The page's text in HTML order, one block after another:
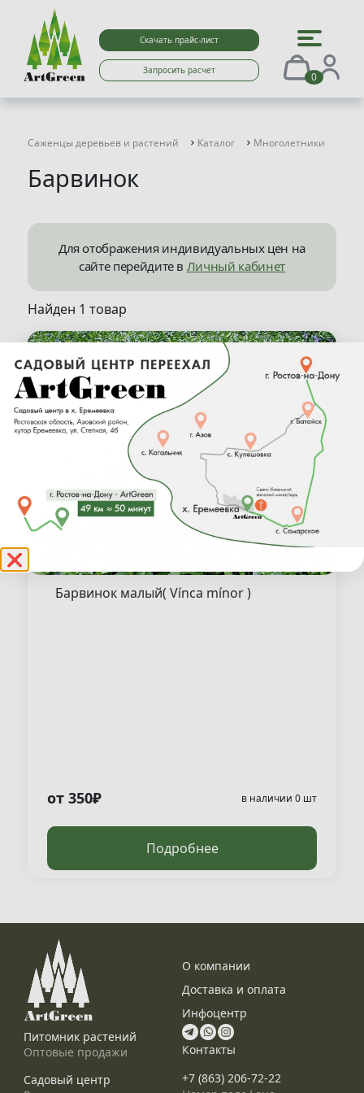
❌
Скачать прайс-лист
Запросить расчет 0
Саженцы деревьев и растений Каталог Многолетники
Барвинок
Для отображения индивидуальных цен на
сайте перейдите в Личный кабинет
Найден 1 товар
Барвинок малый( Vínca mínor )
от 350₽ в наличии 0 шт
Подробнее
Питомник растений
Оптовые продажи
Садовый центр
О компании
Доставка и оплата
Инфоцентр
Контакты
+7 (863) 206-72-22